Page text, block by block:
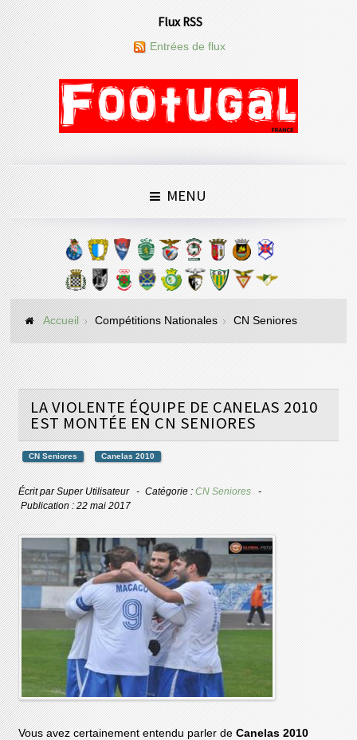
Flux RSS
Entrées de flux
MENU
Accueil Compétitions Nationales CN Seniores
LA VIOLENTE ÉQUIPE DE CANELAS 2010
EST MONTÉE EN CN SENIORES
CN Seniores Canelas 2010
Écrit parSuper Utilisateur Catégorie :CN Seniores
Publication : 22 mai 2017
Vous avez certainement entendu parler deCanelas 2010